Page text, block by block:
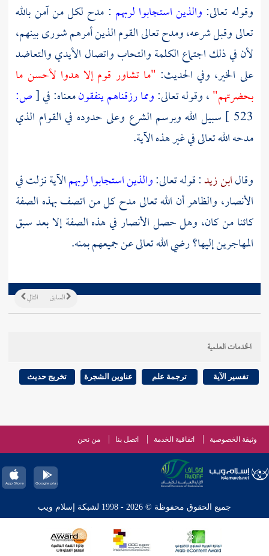
وقوله تعالى: والذين استجابوا لربهم : مدح لكل من آمن بالله
تعالى وقبل شرعه، ومدح تعالى القوم الذين أمرهم شورى بينهم،
لأن في ذلك اجتماع الكلمة والتحاب واتصال الأيدي والتعاضد
على الخير، وفي الحديث: "ما تشاور قوم إلا هدوا لأحسن ما
بحضرتهم"، وقوله تعالى:ومما رزقناهم ينفقونمعناه: في[ص:
523 ] سبيل الله وبرسم الشرع وعلى حدوده في القوام الذي
مدحه الله تعالى في غير هذه الآية.
وقالابن زيد: قوله تعالى:والذين استجابوا لربهمالآية نزلت في
الأنصار، والظاهر أن الله تعالى مدح كل من اتصف بهذه الصفة
كائنا من كان، وهل حصلالأنصارفي هذه الصفة إلا بعد سبق
المهاجرينإليها؟ رضي الله تعالى عن جميعهم بمنه.
التالي السابق
الخدمات العلمية
تفسير الآية ترجمة علم عناوين الشجرة تخريج حديث
وثيقة الخصوصية اتفاقية الخدمة اتصل بنا من نحن
جميع الحقوق محفوظة © 2026 - 1998 لشبكة إسلام ويب